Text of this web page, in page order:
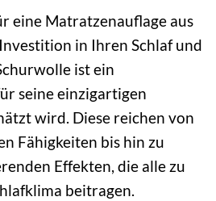
eine Matratzenauflage aus
in Ihren Schlaf und
ist ein
seine einzigartigen
wird. Diese reichen von
Fähigkeiten bis hin zu
Effekten, die alle zu
beitragen.